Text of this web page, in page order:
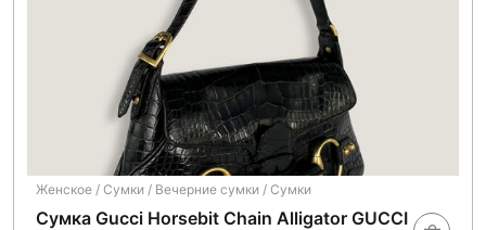
Женское / Сумки / Вечерние сумки / Сумки
Сумка Gucci Horsebit Chain Alligator GUCCI